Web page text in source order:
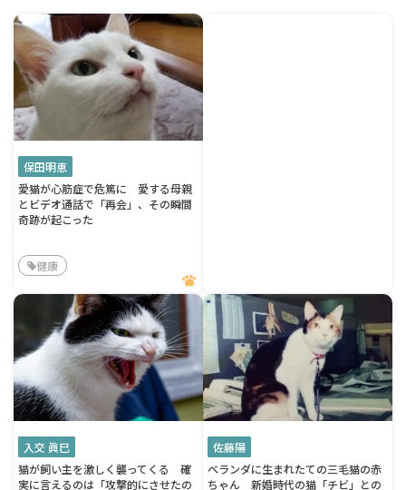
保田明恵
愛猫が心筋症で危篤に 愛する母親
とビデオ通話で「再会」、その瞬間
奇跡が起こった
健康
入交 眞巳
猫が飼い主を激しく襲ってくる 確
実に言えるのは「攻撃的にさせたの
佐藤陽
ベランダに生まれたての三毛猫の赤
ちゃん 新婚時代の猫「チビ」との